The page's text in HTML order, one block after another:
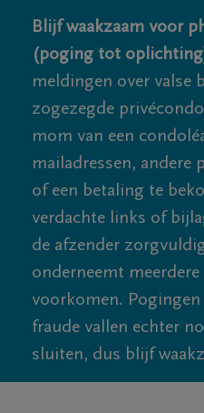
Blijf waakzaam voor
(poging tot
meldingen over valse
zogezegde
mom van een
mailadressen, andere
of een betaling te
verdachte links of
de afzender
onderneemt
voorkomen.
fraude vallen echter
sluiten, dus blijf